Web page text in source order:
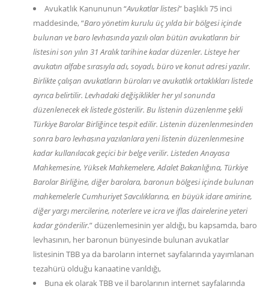
Avukatlık Kanununun “Avukatlar listesi” başlıklı 75 inci
maddesinde, “Baro yönetim kurulu üç yılda bir bölgesi içinde
bulunan ve baro levhasında yazılı olan bütün avukatların bir
listesini son yılın 31 Aralık tarihine kadar düzenler. Listeye her
avukatın alfabe sırasıyla adı, soyadı, büro ve konut adresi yazılır.
Birlikte çalışan avukatların büroları ve avukatlık ortaklıkları listede
ayrıca belirtilir. Levhadaki değişiklikler her yıl sonunda
düzenlenecek ek listede gösterilir. Bu listenin düzenlenme şekli
Türkiye Barolar Birliğince tespit edilir. Listenin düzenlenmesinden
sonra baro levhasına yazılanlara yeni listenin düzenlenmesine
kadar kullanılacak geçici bir belge verilir. Listeden Anayasa
Mahkemesine, Yüksek Mahkemelere, Adalet Bakanlığına, Türkiye
Barolar Birliğine, diğer barolara, baronun bölgesi içinde bulunan
mahkemelerle Cumhuriyet Savcılıklarına, en büyük idare amirine,
diğer yargı mercilerine, noterlere ve icra ve iflas dairelerine yeteri
kadar gönderilir.” düzenlemesinin yer aldığı, bu kapsamda, baro
levhasının, her baronun bünyesinde bulunan avukatlar
listesinin TBB ya da baroların internet sayfalarında yayımlanan
tezahürü olduğu kanaatine varıldığı,
Buna ek olarak TBB ve il barolarının internet sayfalarında